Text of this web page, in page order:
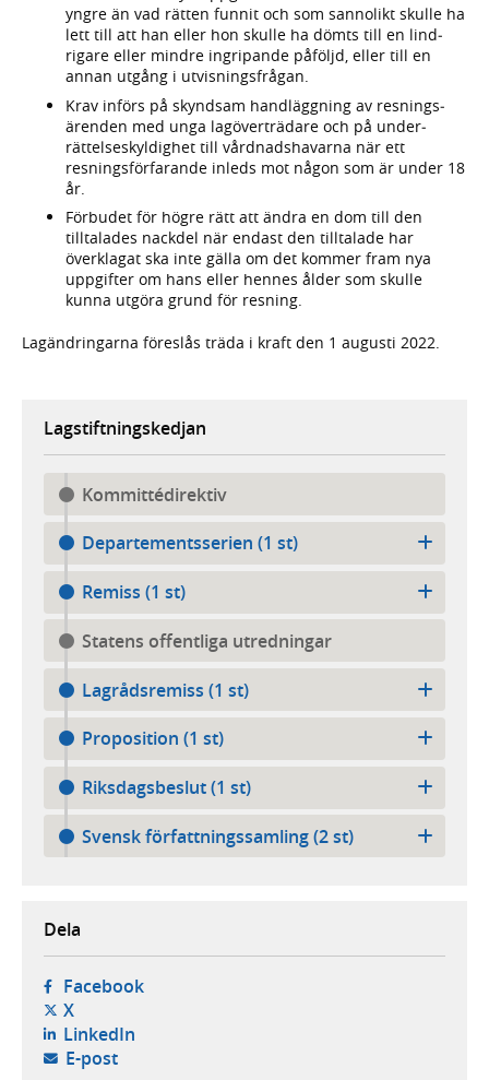
yngre än vad rätten funnit och som sannolikt skulle ha
lett till att han eller hon skulle ha dömts till en lind­
rigare eller mindre ingripande påföljd, eller till en
annan utgång i utvis­nings­frågan.
Krav införs på skyndsam hand­läggning av resnings­
ärenden med unga lagöver­trädare och på under­
rättelse­skyldig­het till vårdnads­havarna när ett
resnings­förfarande inleds mot någon som är under 18
år.
Förbudet för högre rätt att ändra en dom till den
tilltalades nackdel när endast den tilltalade har
överklagat ska inte gälla om det kommer fram nya
uppgifter om hans eller hennes ålder som skulle
kunna utgöra grund för resning.
Lagändringarna föreslås träda i kraft den 1 augusti 2022.
Lagstiftningskedjan
Kommittédirektiv
Departementsserien (1 st)
Remiss (1 st)
Statens offentliga utredningar
Lagrådsremiss (1 st)
Proposition (1 st)
Riksdagsbeslut (1 st)
Svensk författningssamling (2 st)
Dela
Facebook- öppnas i ny flik, extern webbplats,
X- öppnas i ny flik, extern webbplats,
LinkedIn- öppnas i ny flik, extern webbplats,
E-post- öppnar din e-postklient,